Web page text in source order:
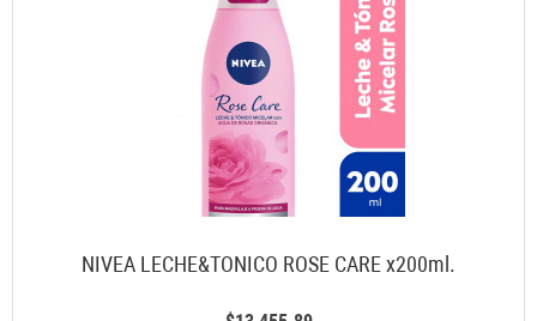
NIVEA LECHE&TONICO ROSE CARE x200ml.